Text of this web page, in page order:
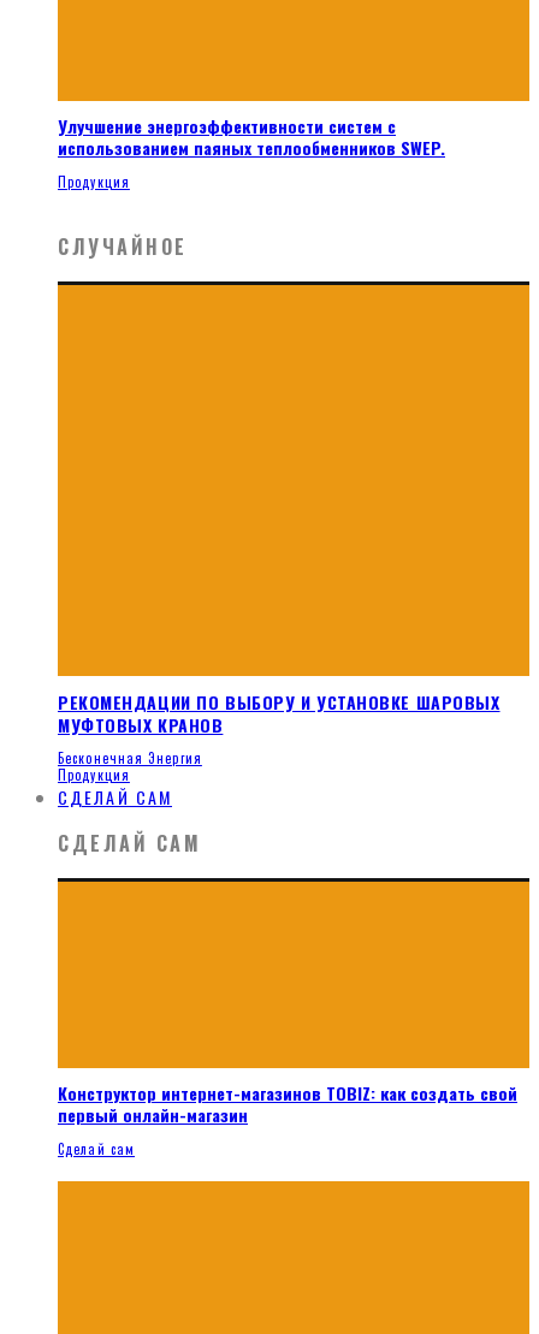
Улучшение энергоэффективности систем с
использованием паяных теплообменников SWEP.
Продукция
СЛУЧАЙНОЕ
РЕКОМЕНДАЦИИ ПО ВЫБОРУ И УСТАНОВКЕ ШАРОВЫХ
МУФТОВЫХ КРАНОВ
Бесконечная Энергия
Продукция
СДЕЛАЙ САМ
СДЕЛАЙ САМ
Конструктор интернет-магазинов TOBIZ: как создать свой
первый онлайн-магазин
Сделай сам